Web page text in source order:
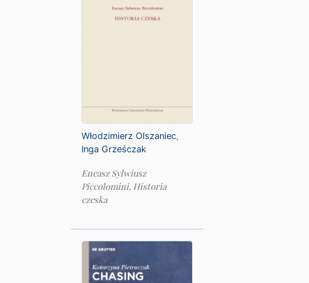
Włodzimierz Olszaniec,
Inga Grześczak
Eneasz Sylwiusz
Piccolomini, Historia
czeska